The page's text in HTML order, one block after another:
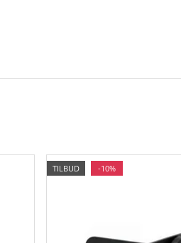
TILBUD -10%